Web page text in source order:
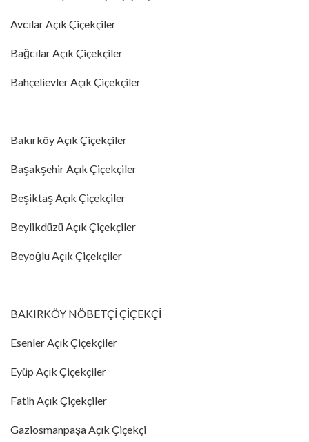
Avcılar Açık Çiçekçiler
Bağcılar Açık Çiçekçiler
Bahçelievler Açık Çiçekçiler
Bakırköy Açık Çiçekçiler
Başakşehir Açık Çiçekçiler
Beşiktaş Açık Çiçekçiler
Beylikdüzü Açık Çiçekçiler
Beyoğlu Açık Çiçekçiler
BAKIRKÖY NÖBETÇİ ÇİÇEKÇİ
Esenler Açık Çiçekçiler
Eyüp Açık Çiçekçiler
Fatih Açık Çiçekçiler
Gaziosmanpaşa Açık Çiçekçi